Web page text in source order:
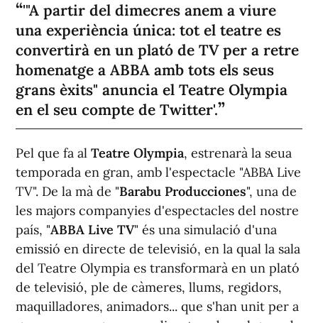
'"A partir del dimecres anem a viure
una experiència única: tot el teatre es
convertirà en un plató de TV per a retre
homenatge a ABBA amb tots els seus
grans èxits" anuncia el Teatre Olympia
en el seu compte de Twitter'.
Pel que fa al Teatre Olympia, estrenarà la seua
temporada en gran, amb l'espectacle "ABBA Live
TV". De la mà de "Barabu Producciones", una de
les majors companyies d'espectacles del nostre
país, "ABBA Live TV" és una simulació d'una
emissió en directe de televisió, en la qual la sala
del Teatre Olympia es transformarà en un plató
de televisió, ple de càmeres, llums, regidors,
maquilladores, animadors... que s'han unit per a